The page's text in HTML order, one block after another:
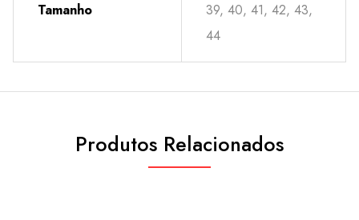
Tamanho
39, 40, 41, 42, 43,
44
Produtos Relacionados